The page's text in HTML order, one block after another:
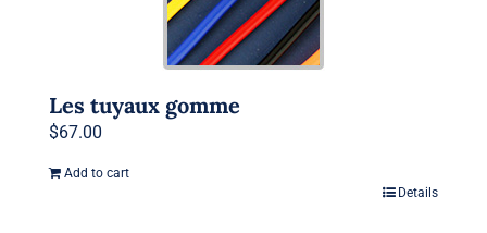
Les tuyaux gomme
$67.00
Add to cart
Details